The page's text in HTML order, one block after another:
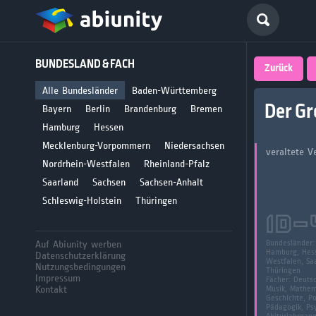
BUNDESLAND & FACH
Alle Bundesländer
Baden-Württemberg
Bayern
Berlin Brandenburg
Bremen
Hamburg
Hessen
Mecklenburg-Vorpommern
Niedersachsen
Nordrhein-Westfalen
Rheinland-Pfalz
Saarland
Sachsen
Sachsen-Anhalt
Schleswig-Holstein
Thüringen
Auf Abiunity werben
Datenschutzerklärung
Nutzungsbedingungen
Impressum
Kontakt
größte
für
Zurück
Der
veraltete
ID-
Bundesländer:
Hamburg,
Westfalen,
Thüringen
Fächer:
Musik,
Geschichte,
Pädagogik,